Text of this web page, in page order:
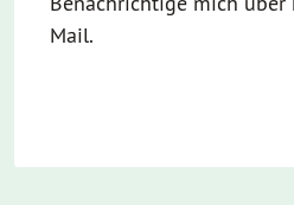
Mail.